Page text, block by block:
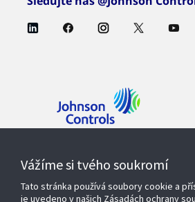
Vážíme si tvého soukromí
Tato stránka používá soubory cookie a
je uvedeno v našich Zásadách ochrany